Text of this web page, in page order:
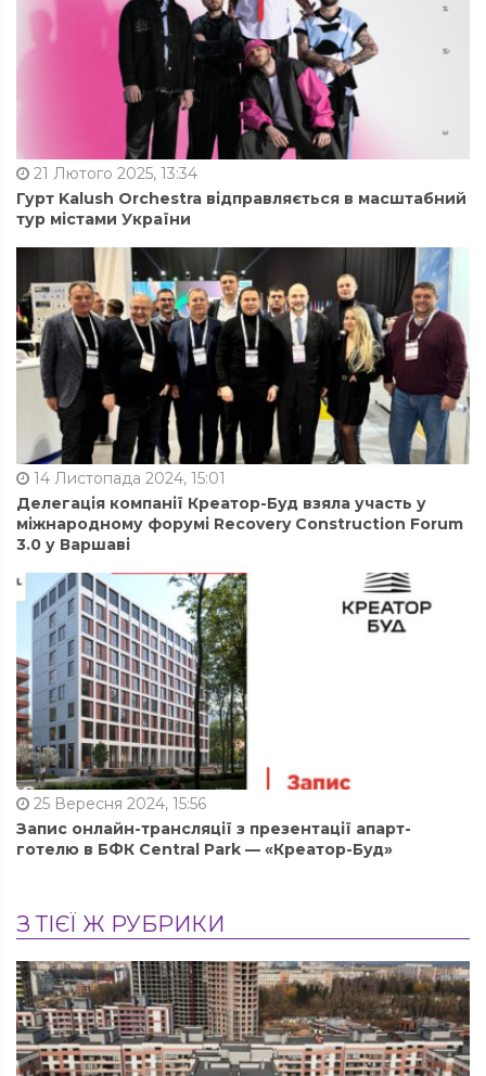
21 Лютого 2025, 13:34
Гурт Kalush Orchestra відправляється в масштабний
тур містами України
14 Листопада 2024, 15:01
Делегація компанії Креатор-Буд взяла участь у
міжнародному форумі Recovery Construction Forum
3.0 у Варшаві
25 Вересня 2024, 15:56
Запис онлайн-трансляції з презентації апарт-
готелю в БФК Central Park — «Креатор-Буд»
З ТІЄЇ Ж РУБРИКИ